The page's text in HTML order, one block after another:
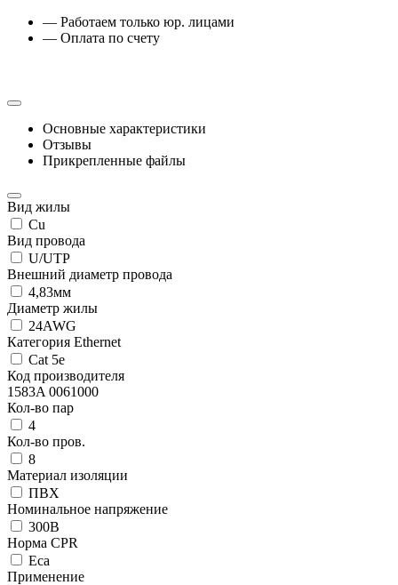
— Работаем только юр. лицами
— Оплата по счету
Основные характеристики
Отзывы
Прикрепленные файлы
Вид жилы
Cu
Вид провода
U/UTP
Внешний диаметр провода
4,83мм
Диаметр жилы
24AWG
Категория Ethernet
Cat 5e
Код производителя
1583A 0061000
Кол-во пар
4
Кол-во пров.
8
Материал изоляции
ПВХ
Номинальное напряжение
300В
Норма CPR
Eca
Применение